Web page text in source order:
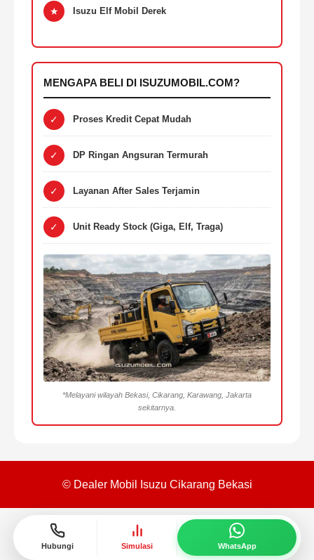
★ Isuzu Elf Mobil Derek
MENGAPA BELI DI ISUZUMOBIL.COM?
✓ Proses Kredit Cepat Mudah
✓ DP Ringan Angsuran Termurah
✓ Layanan After Sales Terjamin
✓ Unit Ready Stock (Giga, Elf, Traga)
*Melayani wilayah Bekasi, Cikarang, Karawang, Jakarta
sekitarnya.
© Dealer Mobil Isuzu Cikarang Bekasi
Hubungi Simulasi WhatsApp